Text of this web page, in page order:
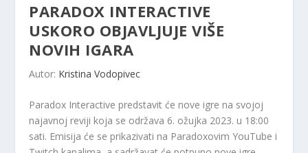
PARADOX INTERACTIVE
USKORO OBJAVLJUJE VIŠE
NOVIH IGARA
Autor: Kristina Vodopivec
Paradox Interactive predstavit će nove igre na svojoj
najavnoj reviji koja se održava 6. ožujka 2023. u 18:00
sati. Emisija će se prikazivati ​​na Paradoxovim YouTube i